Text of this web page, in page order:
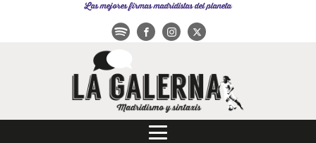
Las mejores firmas madridistas del planeta